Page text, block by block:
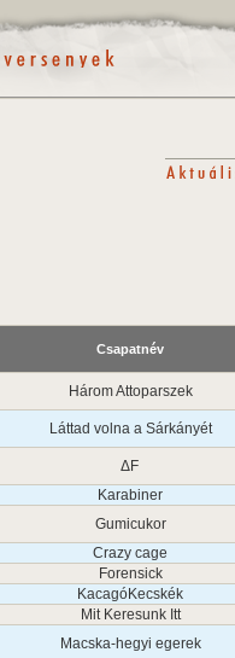
Csapatnév
Három Attoparszek
Láttad volna a Sárkányét
ΔF
Karabiner
Gumicukor
Crazy cage
Forensick
KacagóKecskék
Mit Keresunk Itt
Macska-hegyi egerek